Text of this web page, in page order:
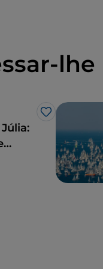
lhe
Gosto